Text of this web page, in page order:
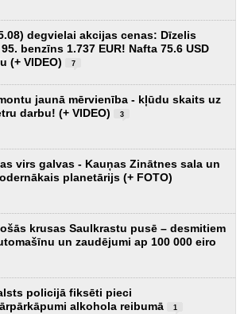
degvielai akcijas cenas: Dīzelis
benzīns 1.737 EUR! Nafta 75.6 USD
(+ VIDEO)
7
jaunā mērvienība - kļūdu skaits uz
darbu! (+ VIDEO)
3
virs galvas - Kauņas Zinātnes sala un
planetārijs (+ FOTO)
krusas Saulkrastu pusē – desmitiem
un zaudējumi ap 100 000 eiro
policijā fiksēti pieci
alkohola reibumā
1